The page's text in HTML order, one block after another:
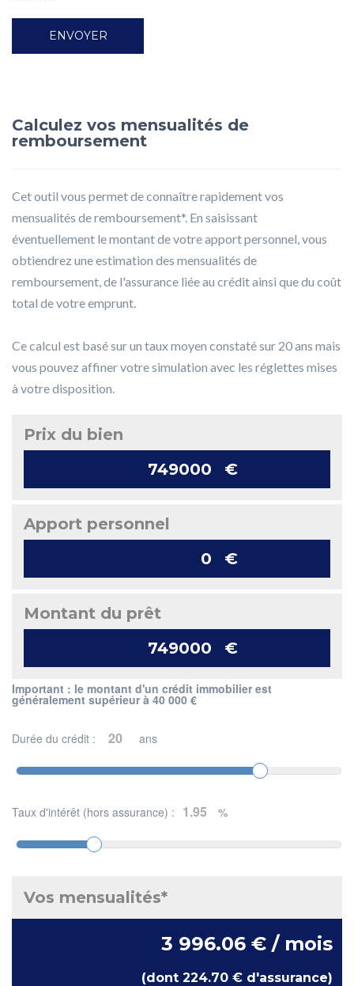
Calculez vos mensualités de
remboursement
Cet outil vous permet de connaître rapidement vos
mensualités de remboursement*. En saisissant
éventuellement le montant de votre apport personnel, vous
obtiendrez une estimation des mensualités de
remboursement, de l'assurance liée au crédit ainsi que du coût
total de votre emprunt.
Ce calcul est basé sur un taux moyen constaté sur 20 ans mais
vous pouvez affiner votre simulation avec les réglettes mises
à votre disposition.
Prix du bien
€
Apport personnel
€
Montant du prêt
€
Important : le montant d'un crédit immobilier est
généralement supérieur à 40 000 €
Durée du crédit : ans
Taux d'intérêt (hors assurance) : %
Vos mensualités*
3 996.06 € / mois
(dont 224.70 € d'assurance)